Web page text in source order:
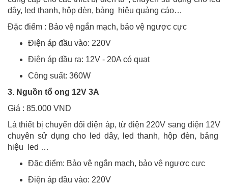
dây, led thanh, hộp đèn, bảng hiệu quảng cáo…
Đặc điểm : Bảo vệ ngắn mạch, bảo vệ ngược cực
Điện áp đầu vào: 220V
Điện áp đầu ra: 12V - 20A có quạt
Công suất: 360W
3. Nguồn tổ ong 12V 3A
Giá : 85.000 VND
Là thiết bị chuyển đổi điện áp, từ điện 220V sang điện 12V
chuyên sử dụng cho led dây, led thanh, hộp đèn, bảng
hiệu led …
Đặc điểm: Bảo vệ ngắn mạch, bảo vệ ngược cực
Điện áp đầu vào: 220V